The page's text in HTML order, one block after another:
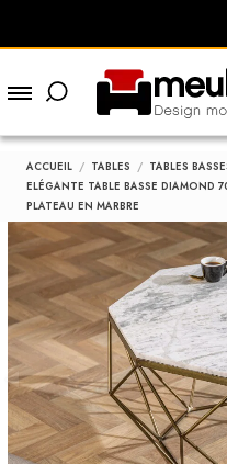
ACCUEIL TABLES TABLES
ELÉGANTE TABLE BASSE DIAMOND
PLATEAU EN MARBRE